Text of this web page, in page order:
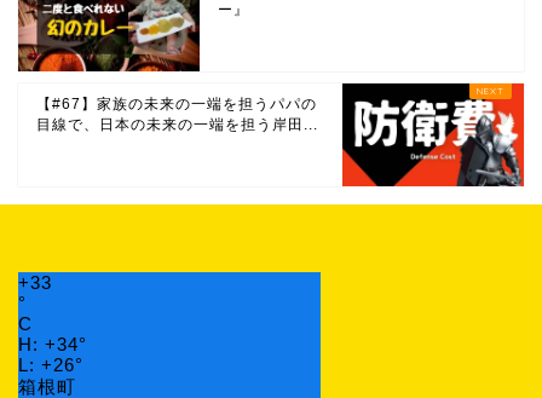
ー』
【#67】家族の未来の一端を担うパパの
目線で、日本の未来の一端を担う岸田...
+33
°
C
H: +34°
L: +26°
箱根町